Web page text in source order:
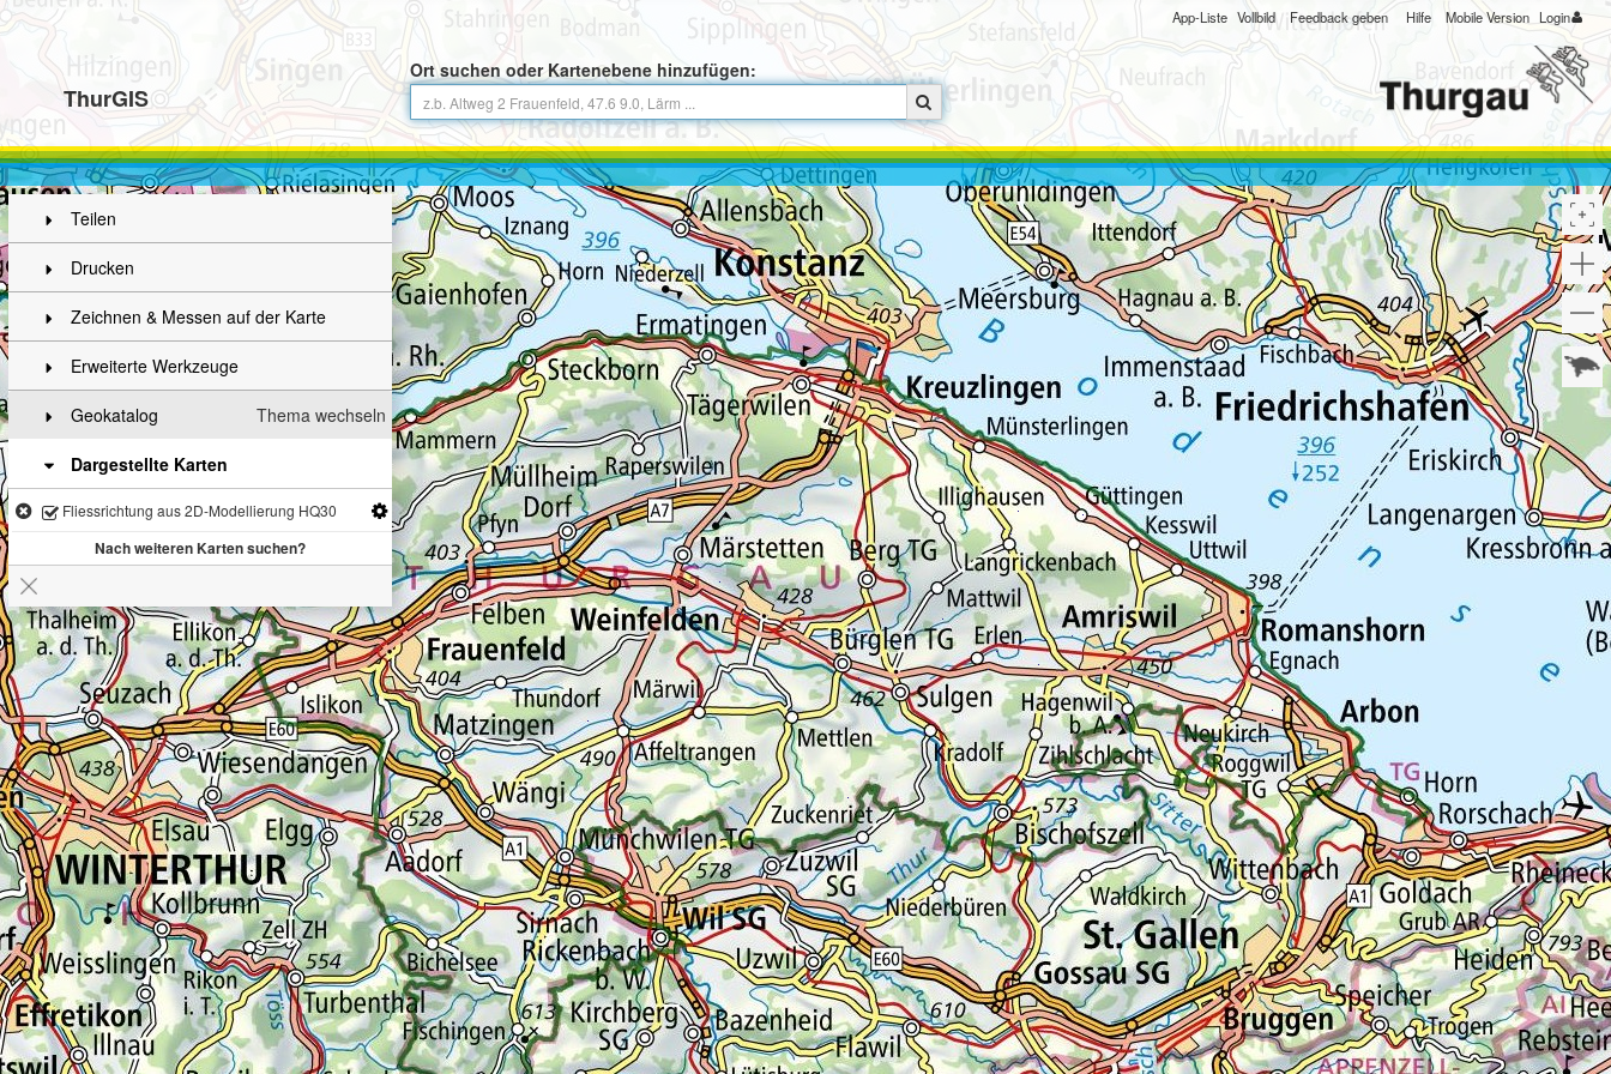
ThurGIS
Ort suchen oder Kartenebene hinzufügen:
App-Liste Vollbild Feedback geben Hilfe Mobile Version Login
Teilen
Drucken
Zeichnen & Messen auf der Karte
Erweiterte Werkzeuge
Thema wechseln
Geokatalog
Dargestellte Karten
Fliessrichtung aus 2D-Modellierung HQ30
Nach weiteren Karten suchen?